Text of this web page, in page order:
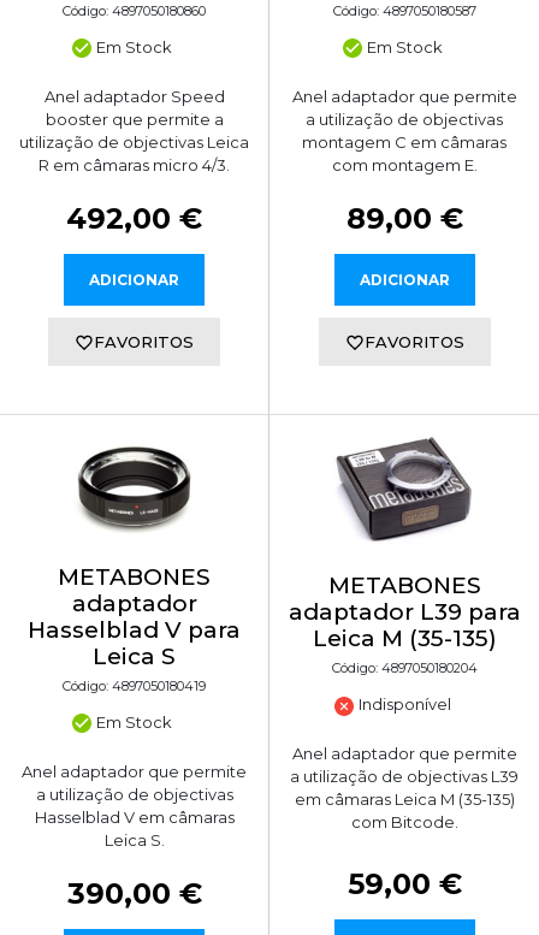
Código: 4897050180860
Em Stock
Anel adaptador Speed
booster que permite a
utilização de objectivas Leica
R em câmaras micro 4/3.
492,00 €
ADICIONAR
FAVORITOS
Código: 4897050180587
Em Stock
Anel adaptador que permite
a utilização de objectivas
montagem C em câmaras
com montagem E.
89,00 €
ADICIONAR
FAVORITOS
METABONES
adaptador
Hasselblad V para
Leica S
Código: 4897050180419
Em Stock
Anel adaptador que permite
a utilização de objectivas
Hasselblad V em câmaras
Leica S.
390,00 €
METABONES
adaptador L39 para
Leica M (35-135)
Código: 4897050180204
Indisponível
Anel adaptador que permite
a utilização de objectivas L39
em câmaras Leica M (35-135)
com Bitcode.
59,00 €